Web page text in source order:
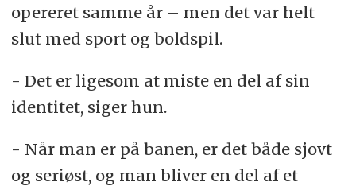
opereret samme år – men det var helt
slut med sport og boldspil.
- Det er ligesom at miste en del af sin
identitet, siger hun.
- Når man er på banen, er det både sjovt
og seriøst, og man bliver en del af et